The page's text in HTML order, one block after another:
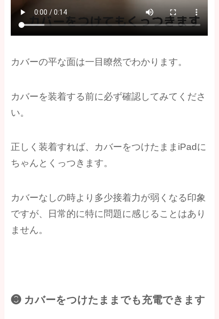
カバーの平な面は一目瞭然でわかります。
カバーを装着する前に必ず確認してみてくださ
い。
正しく装着すれば、カバーをつけたままiPadに
ちゃんとくっつきます。
カバーなしの時より多少接着力が弱くなる印象
ですが、日常的に特に問題に感じることはあり
ません。
❸ カバーをつけたままでも充電できます